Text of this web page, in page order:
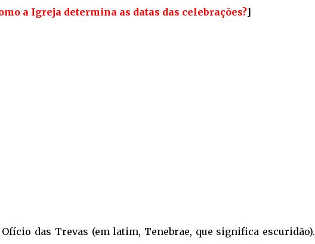
a Igreja determina as datas das celebrações?]
das Trevas (em latim, Tenebrae, que significa escuridão).